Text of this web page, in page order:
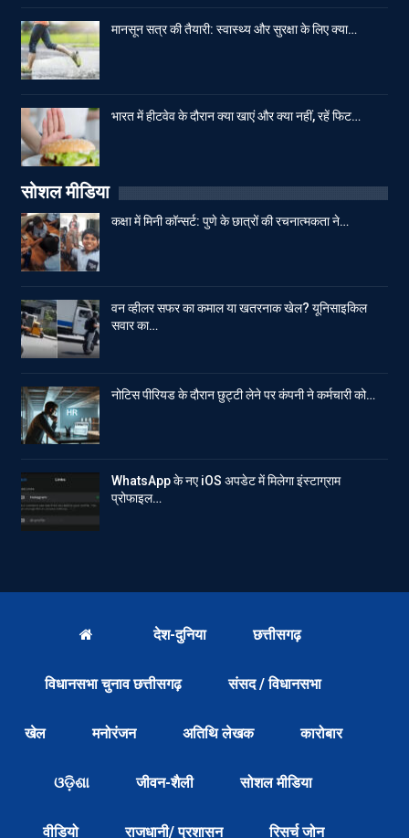
मानसून सत्र की तैयारी: स्वास्थ्य और सुरक्षा के लिए क्या…
भारत में हीटवेव के दौरान क्या खाएं और क्या नहीं, रहें फिट…
सोशल मीडिया
कक्षा में मिनी कॉन्सर्ट: पुणे के छात्रों की रचनात्मकता ने…
वन व्हीलर सफर का कमाल या खतरनाक खेल? यूनिसाइकिल
सवार का…
नोटिस पीरियड के दौरान छुट्टी लेने पर कंपनी ने कर्मचारी को…
WhatsApp के नए iOS अपडेट में मिलेगा इंस्टाग्राम
प्रोफाइल…
देश-दुनिया छत्तीसगढ़
विधानसभा चुनाव छत्तीसगढ़ संसद / विधानसभा
खेल मनोरंजन अतिथि लेखक कारोबार
ଓଡ଼ିଶା जीवन-शैली सोशल मीडिया
वीडियो राजधानी/ प्रशासन रिसर्च जोन